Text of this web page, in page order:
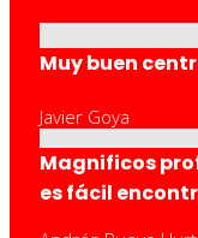
Muy buen
Javier Goya
Magnificos
es fácil